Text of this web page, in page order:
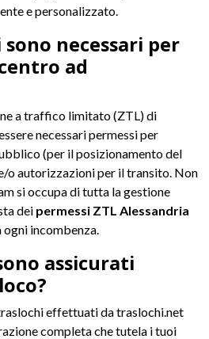
e personalizzato.
necessari per
ad
a traffico limitato (ZTL) di
necessari permessi per
(per il posizionamento del
o autorizzazioni per il transito. Non
si occupa di tutta la gestione
dei permessi ZTL Alessandria
ogni incombenza.
assicurati
effettuati da traslochi.net
completa che tutela i tuoi